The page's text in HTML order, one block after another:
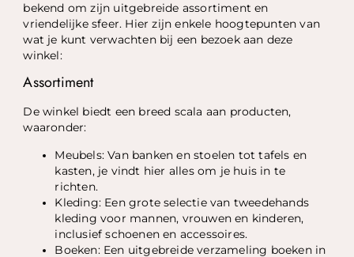
bekend om zijn uitgebreide assortiment en
vriendelijke sfeer. Hier zijn enkele hoogtepunten van
wat je kunt verwachten bij een bezoek aan deze
winkel:
Assortiment
De winkel biedt een breed scala aan producten,
waaronder:
Meubels: Van banken en stoelen tot tafels en
kasten, je vindt hier alles om je huis in te
richten.
Kleding: Een grote selectie van tweedehands
kleding voor mannen, vrouwen en kinderen,
inclusief schoenen en accessoires.
Boeken: Een uitgebreide verzameling boeken in